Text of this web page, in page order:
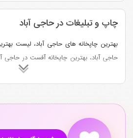
چاپ و تبلیغات در حاجی ‌آباد
بهترین چاپخانه های حاجی ‌آباد، لیست
حاجی ‌آباد، بهترین چاپخانه آفست در حاجی
در حاجی ‌آباد، چاپ بنر و تراکت در حاجی
در حاجی ‌آباد